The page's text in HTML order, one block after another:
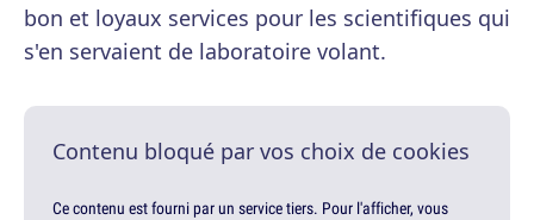
bon et loyaux services pour les scientifiques qui
s'en servaient de laboratoire volant.
Contenu bloqué par vos choix de cookies
Ce contenu est fourni par un service tiers. Pour l'afficher, vous